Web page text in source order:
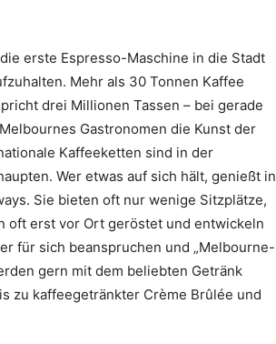
erste Espresso-Maschine in die Stadt
Mehr als 30 Tonnen Kaffee
drei Millionen Tassen – bei gerade
Gastronomen die Kunst der
Kaffeeketten sind in der
Wer etwas auf sich hält, genießt in
Sie bieten oft nur wenige Sitzplätze,
oft erst vor Ort geröstet und entwickeln
für sich beanspruchen und „Melbourne-
gern mit dem beliebten Getränk
zu kaffeegetränkter Crème Brûlée und